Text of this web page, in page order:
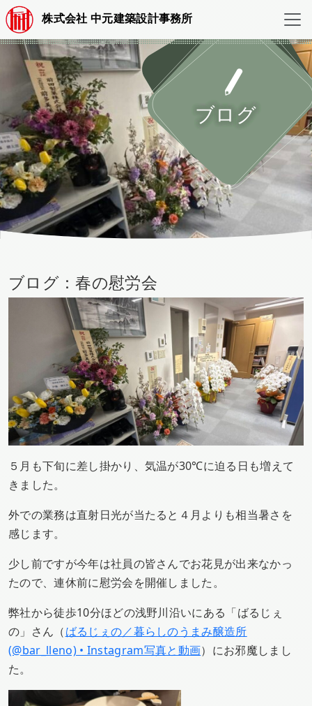
株式会社 中元建築設計事務所
ブログ
ブログ：春の慰労会
５月も下旬に差し掛かり、気温が30℃に迫る日も増えて
きました。
外での業務は直射日光が当たると４月よりも相当暑さを
感じます。
少し前ですが今年は社員の皆さんでお花見が出来なかっ
たので、連休前に慰労会を開催しました。
弊社から徒歩10分ほどの浅野川沿いにある「ばるじぇ
の」さん（ばるじぇの／暮らしのうまみ醸造所
(@bar_lleno) • Instagram写真と動画）にお邪魔しまし
た。